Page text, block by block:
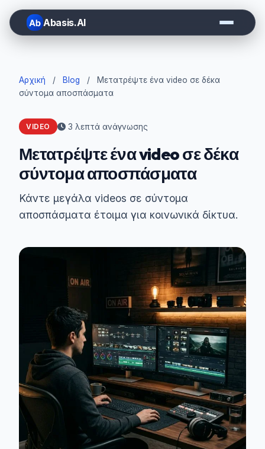
Abasis.AI
Αρχική / Blog /
Μετατρέψτε ένα video σε δέκα
σύντομα αποσπάσματα
VIDEO 3 λεπτά ανάγνωσης
Μετατρέψτε ένα video σε δέκα
σύντομα αποσπάσματα
Κάντε μεγάλα videos σε σύντομα
αποσπάσματα έτοιμα για κοινωνικά δίκτυα.